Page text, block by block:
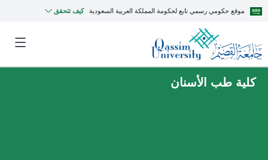
موقع حكومي رسمي تابع لحكومة المملكة العربية السعودية كيف تتحقق
كلية طب الأسنان